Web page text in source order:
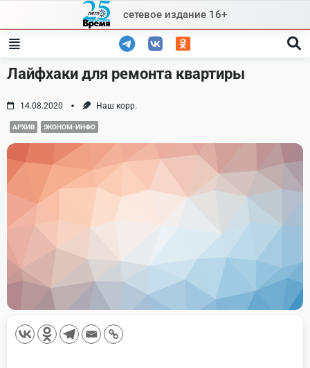
content
сетевое издание 16+
Лайфхаки для ремонта квартиры
14.08.2020 Наш корр.
АРХИВ ЭКОНОМ-ИНФО